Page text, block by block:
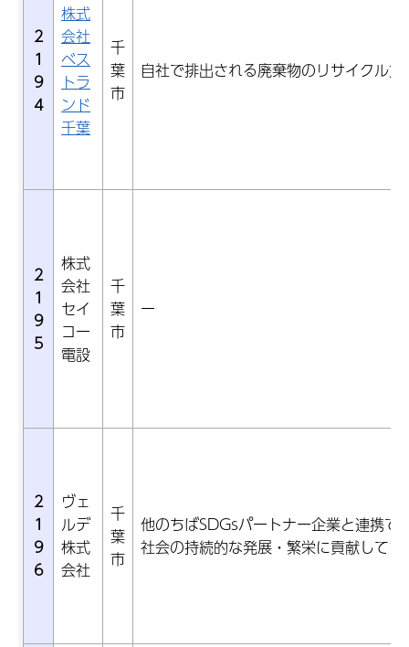
2
1
9
4
株式
会社
ベス
トラ
ンド
千葉
千
葉
市
自社で排出される廃棄物のリサイクル
2
1
9
5
株式
会社
セイ
コー
電設
千
葉
市
ー
2
1
9
6
ヴェ
ルデ
株式
会社
千
葉
市
他のちばSDGsパートナー企業と連携で
社会の持続的な発展・繁栄に貢献してま